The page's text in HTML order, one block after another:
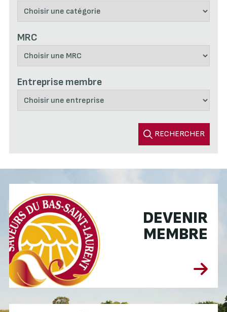
MRC
Entreprise membre
RECHERCHER
DEVENIR
MEMBRE